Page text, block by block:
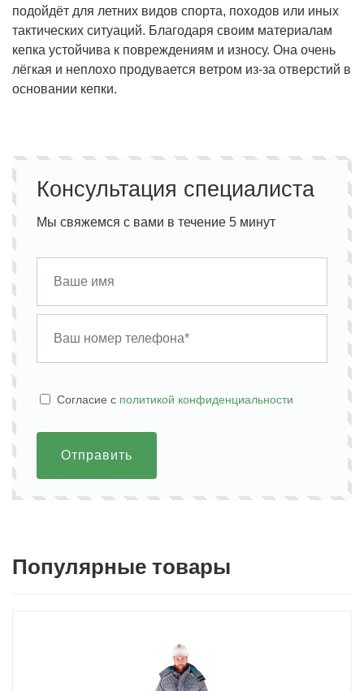
подойдёт для летних видов спорта, походов или иных
тактических ситуаций. Благодаря своим материалам
кепка устойчива к повреждениям и износу. Она очень
лёгкая и неплохо продувается ветром из-за отверстий в
основании кепки.
Консультация специалиста
Мы свяжемся с вами в течение 5 минут
Cогласие с политикой конфиденциальности
Отправить
Популярные товары